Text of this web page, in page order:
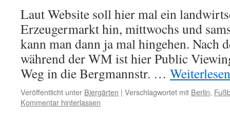
Laut Website soll hier mal ein
Erzeugermarkt hin, mittwochs und
kann man dann ja mal hingehen. Nach
während der WM ist hier Public
Weg in die Bergmannstr. …
Veröffentlicht unter Biergärten | Verschlagwortet mit Berlin,
Kommentar hinterlassen